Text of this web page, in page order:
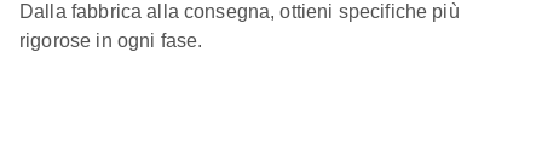
Dalla fabbrica alla consegna, ottieni specifiche più
rigorose in ogni fase.